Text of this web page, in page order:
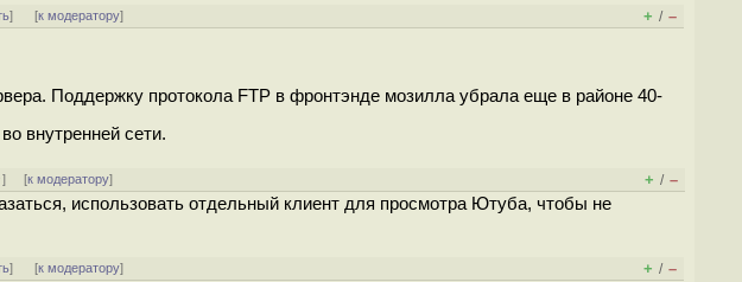
] [к модератору] + / –
Поддержку протокола FTP в фронтэнде мозилла убрала еще в районе 40-
внутренней сети.
] [к модератору] + / –
использовать отдельный клиент для просмотра Ютуба, чтобы не
] [к модератору] + / –